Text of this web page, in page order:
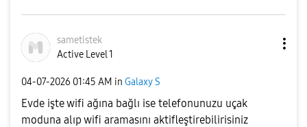
sametistek
Active Level 1
‎04-07-2026 01:45 AM in Galaxy S
Evde işte wifi ağına bağlı ise telefonunuzu uçak
moduna alıp wifi aramasını aktifleştirebilirisiniz